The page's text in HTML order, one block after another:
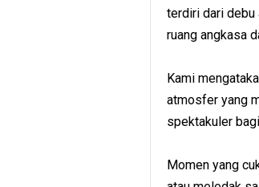
terdiri dari debu
ruang angkasa
Kami
atmosfer yang
spektakuler
Momen yang